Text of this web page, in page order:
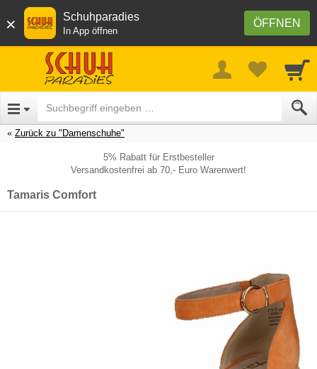
× ÖFFNEN
Schuhparadies
In App öffnen
Zurück zu "Damenschuhe"
5% Rabatt für Erstbesteller
Versandkostenfrei ab 70,- Euro Warenwert!
Tamaris Comfort